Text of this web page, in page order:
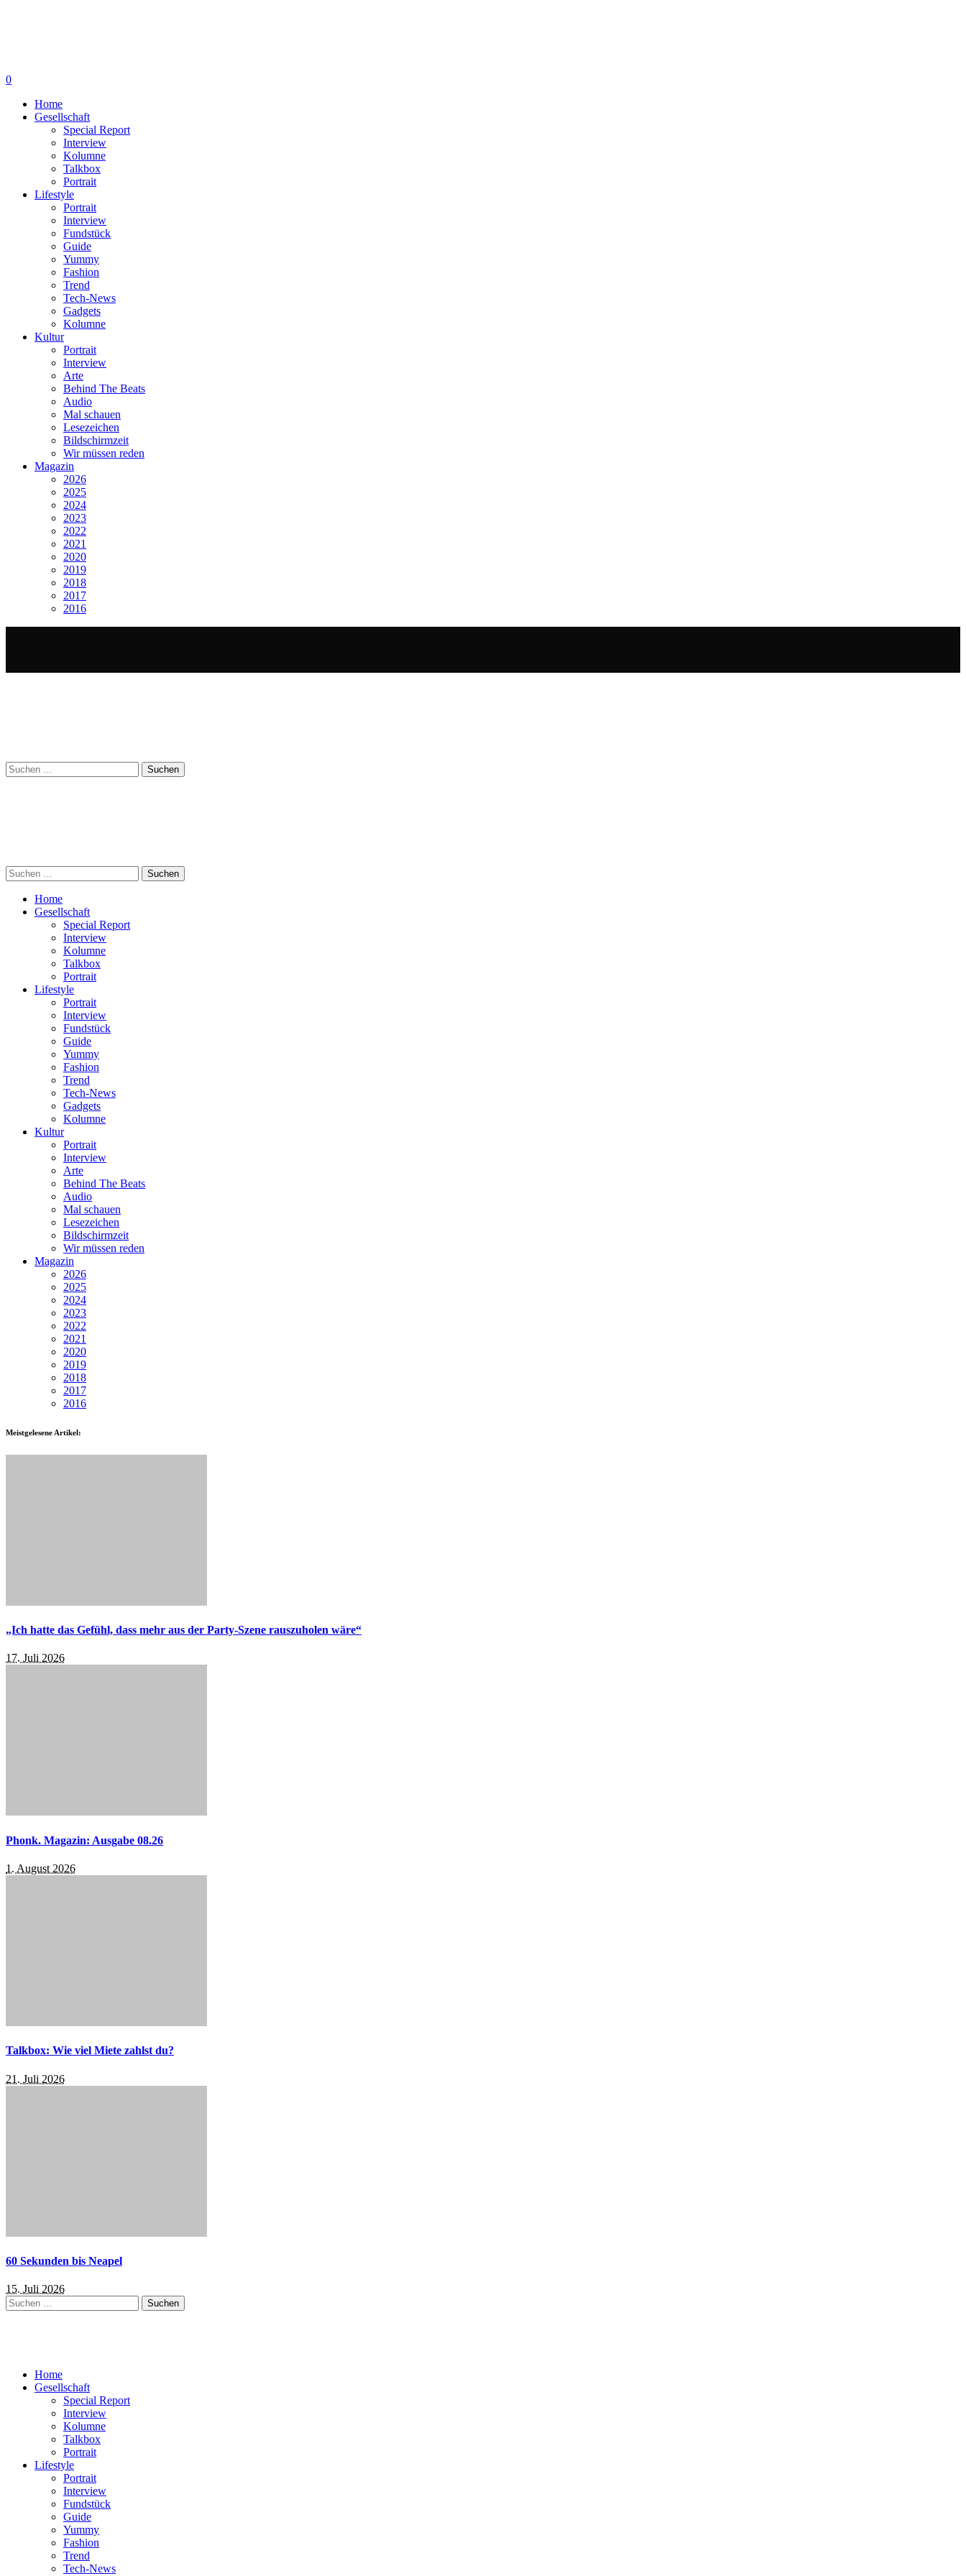
0
Home
Gesellschaft
Special Report
Interview
Kolumne
Talkbox
Portrait
Lifestyle
Portrait
Interview
Fundstück
Guide
Yummy
Fashion
Trend
Tech-News
Gadgets
Kolumne
Kultur
Portrait
Interview
Arte
Behind The Beats
Audio
Mal schauen
Lesezeichen
Bildschirmzeit
Wir müssen reden
Magazin
2026
2025
2024
2023
2022
2021
2020
2019
2018
2017
2016
Suchen
nach:
Suchen
nach:
Home
Gesellschaft
Special Report
Interview
Kolumne
Talkbox
Portrait
Lifestyle
Portrait
Interview
Fundstück
Guide
Yummy
Fashion
Trend
Tech-News
Gadgets
Kolumne
Kultur
Portrait
Interview
Arte
Behind The Beats
Audio
Mal schauen
Lesezeichen
Bildschirmzeit
Wir müssen reden
Magazin
2026
2025
2024
2023
2022
2021
2020
2019
2018
2017
2016
Meistgelesene Artikel:
„Ich hatte das Gefühl, dass mehr aus der Party-Szene rauszuholen wäre“
17. Juli 2026
Phonk. Magazin: Ausgabe 08.26
1. August 2026
Talkbox: Wie viel Miete zahlst du?
21. Juli 2026
60 Sekunden bis Neapel
15. Juli 2026
Suchen
nach:
Home
Gesellschaft
Special Report
Interview
Kolumne
Talkbox
Portrait
Lifestyle
Portrait
Interview
Fundstück
Guide
Yummy
Fashion
Trend
Tech-News